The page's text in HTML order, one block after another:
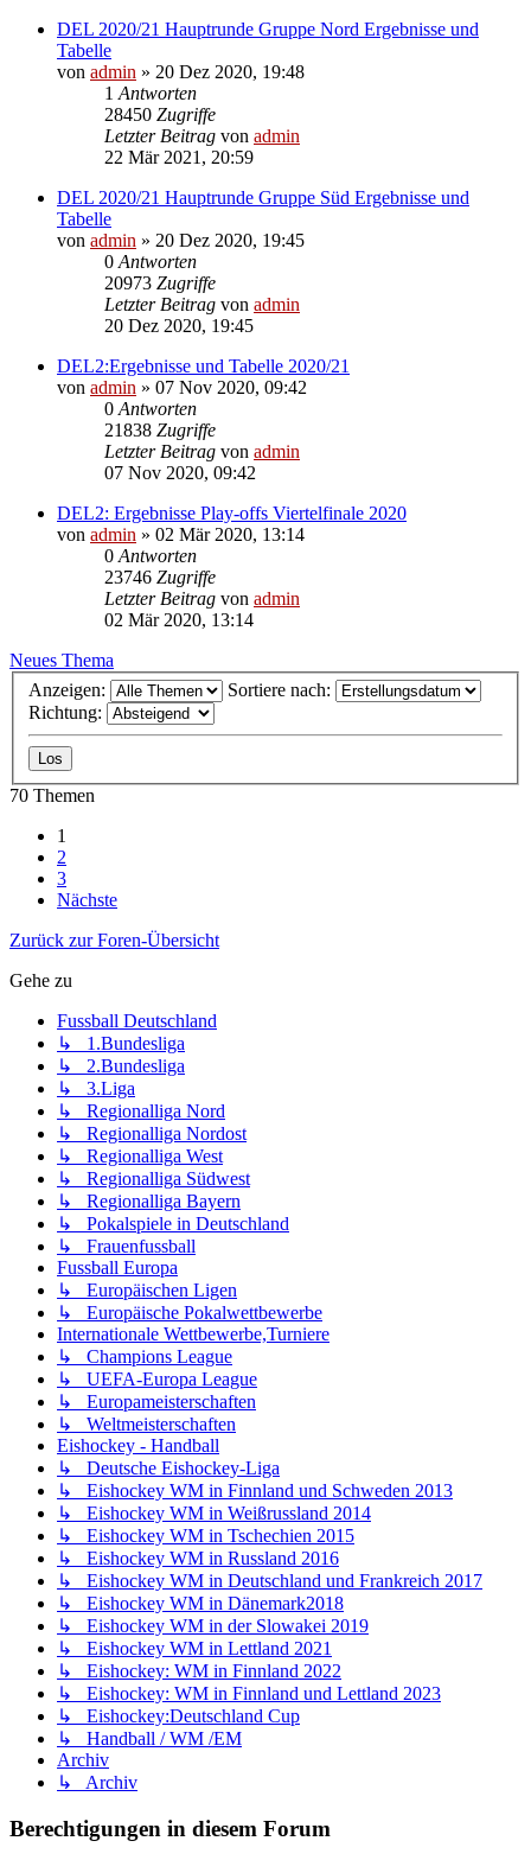
DEL 2020/21 Hauptrunde Gruppe Nord Ergebnisse und
Tabelle
von admin » 20 Dez 2020, 19:48
1 Antworten
28450 Zugriffe
Letzter Beitrag von admin
22 Mär 2021, 20:59
DEL 2020/21 Hauptrunde Gruppe Süd Ergebnisse und
Tabelle
von admin » 20 Dez 2020, 19:45
0 Antworten
20973 Zugriffe
Letzter Beitrag von admin
20 Dez 2020, 19:45
DEL2:Ergebnisse und Tabelle 2020/21
von admin » 07 Nov 2020, 09:42
0 Antworten
21838 Zugriffe
Letzter Beitrag von admin
07 Nov 2020, 09:42
DEL2: Ergebnisse Play-offs Viertelfinale 2020
von admin » 02 Mär 2020, 13:14
0 Antworten
23746 Zugriffe
Letzter Beitrag von admin
02 Mär 2020, 13:14
Neues Thema
Anzeigen:
Sortiere nach:
Richtung:
70 Themen
1
2
3
Nächste
Zurück zur Foren-Übersicht
Gehe zu
Fussball Deutschland
↳ 1.Bundesliga
↳ 2.Bundesliga
↳ 3.Liga
↳ Regionalliga Nord
↳ Regionalliga Nordost
↳ Regionalliga West
↳ Regionalliga Südwest
↳ Regionalliga Bayern
↳ Pokalspiele in Deutschland
↳ Frauenfussball
Fussball Europa
↳ Europäischen Ligen
↳ Europäische Pokalwettbewerbe
Internationale Wettbewerbe,Turniere
↳ Champions League
↳ UEFA-Europa League
↳ Europameisterschaften
↳ Weltmeisterschaften
Eishockey - Handball
↳ Deutsche Eishockey-Liga
↳ Eishockey WM in Finnland und Schweden 2013
↳ Eishockey WM in Weißrussland 2014
↳ Eishockey WM in Tschechien 2015
↳ Eishockey WM in Russland 2016
↳ Eishockey WM in Deutschland und Frankreich 2017
↳ Eishockey WM in Dänemark2018
↳ Eishockey WM in der Slowakei 2019
↳ Eishockey WM in Lettland 2021
↳ Eishockey: WM in Finnland 2022
↳ Eishockey: WM in Finnland und Lettland 2023
↳ Eishockey:Deutschland Cup
↳ Handball / WM /EM
Archiv
↳ Archiv
Berechtigungen in diesem Forum